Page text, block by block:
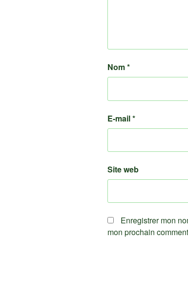
Nom*
E-mail*
Site web
Enregistrer mon
mon prochain